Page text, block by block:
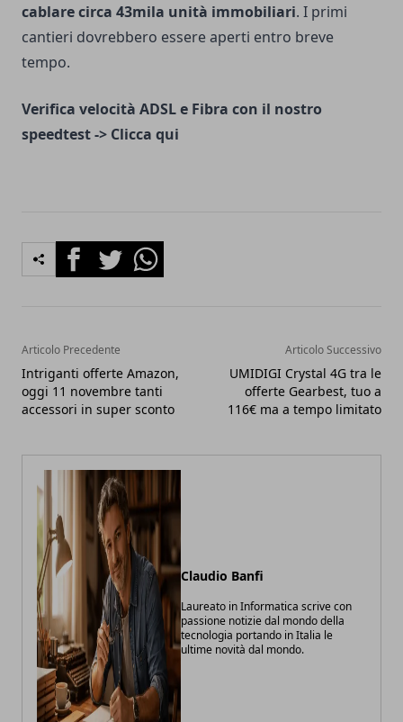
cablare circa 43mila unità immobiliari. I primi
cantieri dovrebbero essere aperti entro breve
tempo.
Verifica velocità ADSL e Fibra con il nostro
speedtest -> Clicca qui
FacebookTwitterWhatsapp
Articolo Precedente
Intriganti offerte Amazon,
oggi 11 novembre tanti
accessori in super sconto
Articolo Successivo
UMIDIGI Crystal 4G tra le
offerte Gearbest, tuo a
116€ ma a tempo limitato
Claudio Banfi
Laureato in Informatica scrive con
passione notizie dal mondo della
tecnologia portando in Italia le
ultime novità dal mondo.